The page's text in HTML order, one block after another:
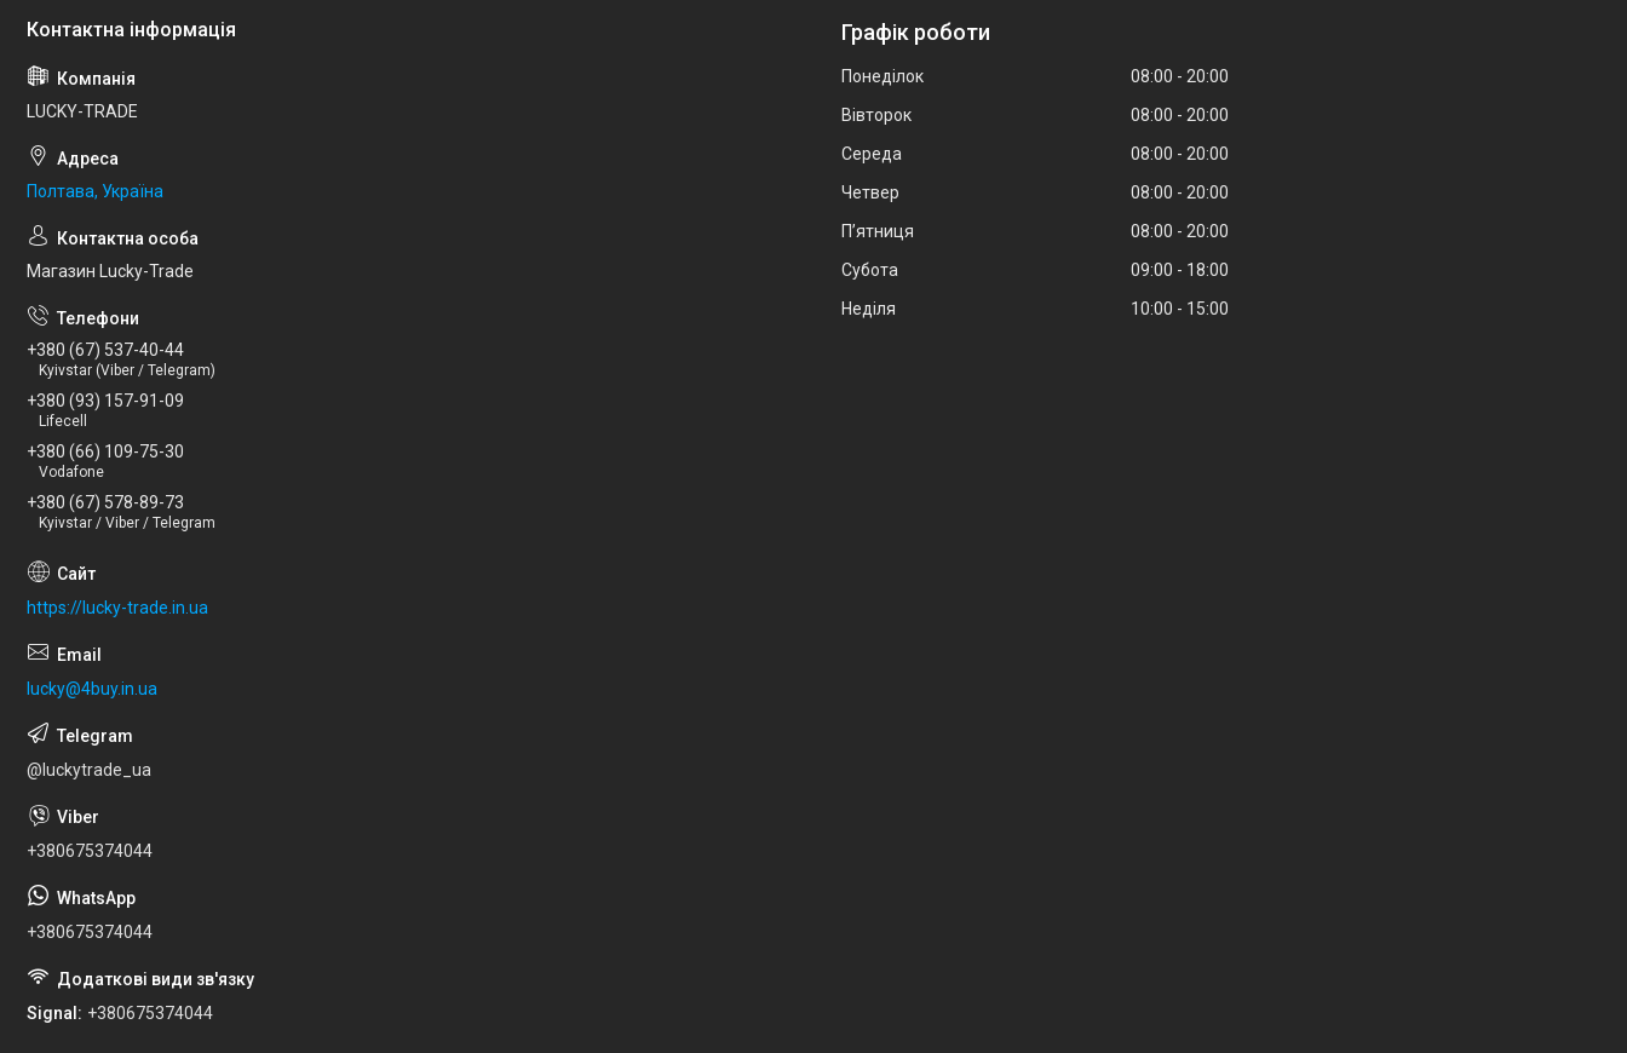
LUCKY-TRADE
Полтава, Україна
Магазин Lucky-Trade
+380 (67) 537-40-44
Kyivstar (Viber / Telegram)
+380 (93) 157-91-09
Lifecell
+380 (66) 109-75-30
Vodafone
+380 (67) 578-89-73
Kyivstar / Viber / Telegram
https://lucky-trade.in.ua
lucky@4buy.in.ua
@luckytrade_ua
+380675374044
+380675374044
Signal +380675374044
Графік роботи
Понеділок 08:00
20:00
Вівторок
08:00
20:00
Середа
08:00
20:00
Четвер
08:00
20:00
Пʼятниця
08:00
20:00
Субота
09:00
18:00
Неділя
10:00 15:00